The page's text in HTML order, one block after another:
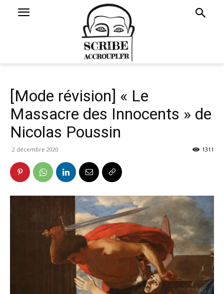
[Mode révision] « Le
Massacre des Innocents » de
Nicolas Poussin
2 décembre 2020 1311